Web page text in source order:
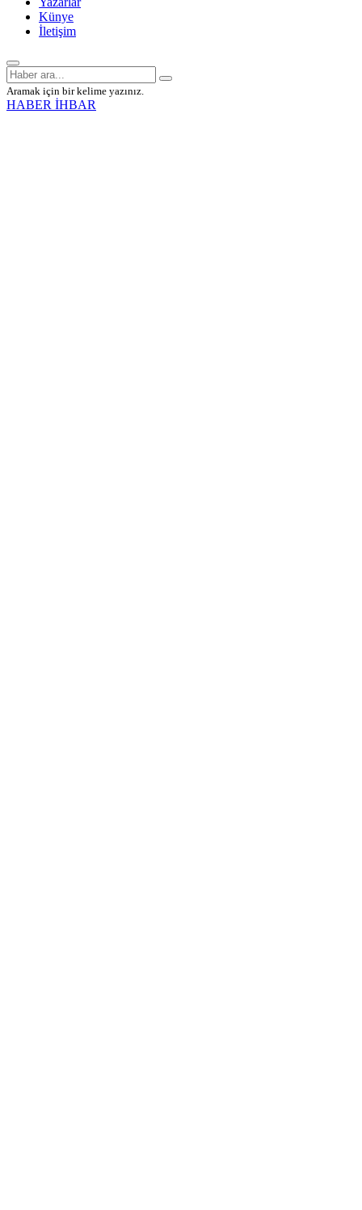
Künye
İletişim
Aramak için bir kelime yazınız.
HABER İHBAR